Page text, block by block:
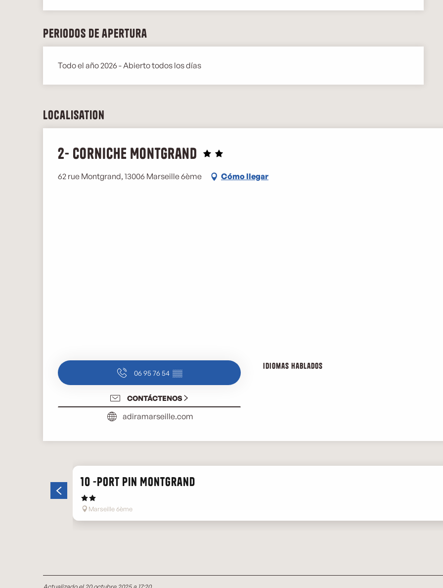
Periodos de apertura
Todo el año 2026 - Abierto todos los días
Localisation
2- Corniche Montgrand
62 rue Montgrand, 13006 Marseille 6ème Cómo llegar
06 95 76 54 ▒▒
CONTÁCTENOS
adiramarseille.com
Idiomas hablados
Idiomas hablados
10 -Port Pin Montgrand
Marseille 6ème
Actualizado el 20 octubre 2025 a 17:20